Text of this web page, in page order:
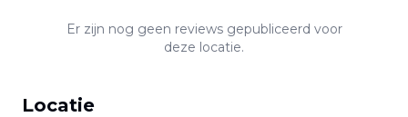
Er zijn nog geen reviews gepubliceerd voor
deze locatie.
Locatie